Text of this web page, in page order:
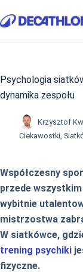
do
Psychologia
dynamika zespołu
Krzysztof
Ciekawostki,
Współczesny
przede
wybitnie
mistrzostwa
W siatkówce,
trening psychiki
fizyczne.